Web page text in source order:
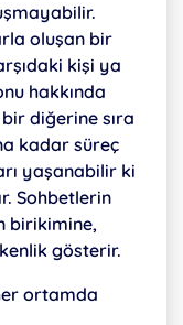
oluşan bir
kişi ya
hakkında
diğerine sıra
kadar süreç
yaşanabilir ki
Sohbetlerin
birikimine,
gösterir.
ortamda